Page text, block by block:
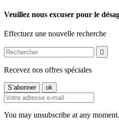
Veuillez nous excuser pour le
Effectuez une nouvelle recherche

Recevez nos offres spéciales
You may unsubscribe at any